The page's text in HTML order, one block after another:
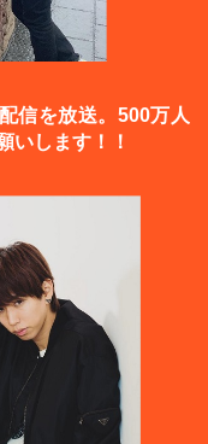
信を放送。500万人
いします！！